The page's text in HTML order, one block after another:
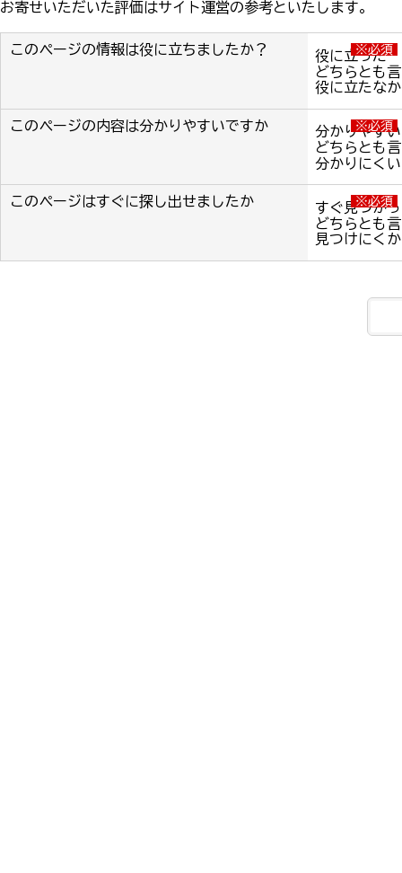
お寄せいただいた評価はサイト運営の参考といたします。
このページの情報は役に立ちましたか？ ※必須
役に立った
どちらとも
役に立たな
このページの内容は分かりやすいですか ※必須
分かりやすい
どちらとも
分かりにくい
このページはすぐに探し出せましたか ※必須
すぐ見つか
どちらとも
見つけにく